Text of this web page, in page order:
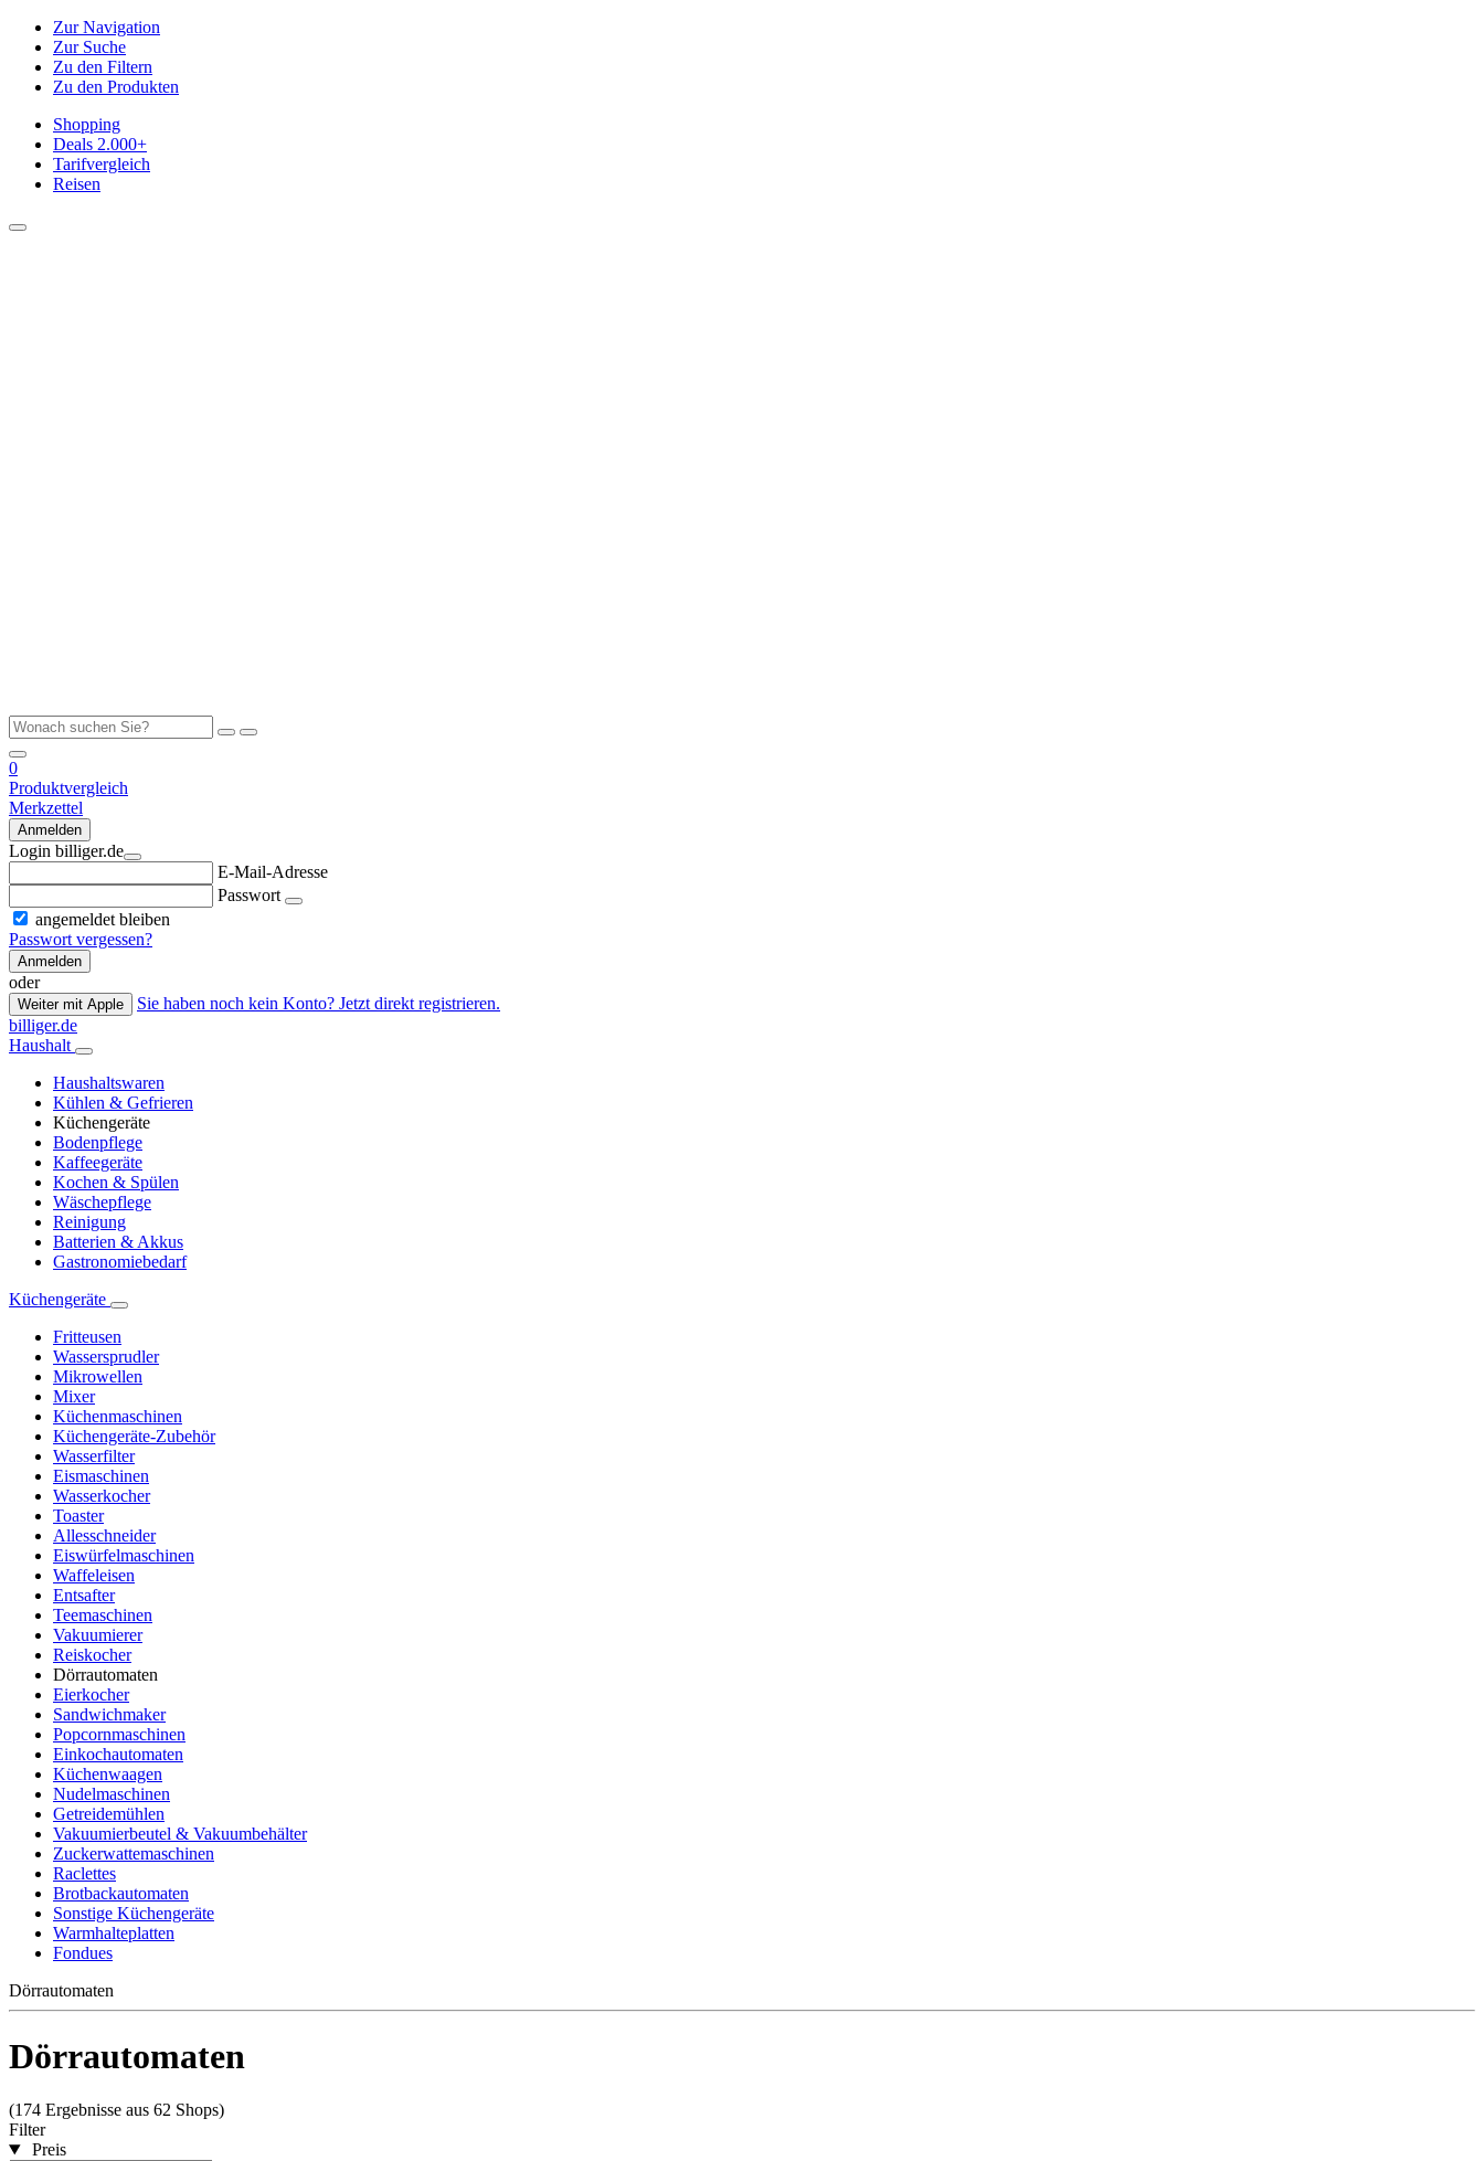
Zur Navigation
Zur Suche
Zu den Filtern
Zu den Produkten
Shopping
Deals 2.000+
Tarifvergleich
Reisen
0
Produktvergleich
Merkzettel
Anmelden
Login billiger.de
E-Mail-Adresse
Passwort
angemeldet bleiben
Passwort vergessen?
Anmelden
oder
Weiter mit Apple
Sie haben noch kein Konto? Jetzt direkt registrieren.
billiger.de
Haushalt
Haushaltswaren
Kühlen & Gefrieren
Küchengeräte
Bodenpflege
Kaffeegeräte
Kochen & Spülen
Wäschepflege
Reinigung
Batterien & Akkus
Gastronomiebedarf
Küchengeräte
Fritteusen
Wassersprudler
Mikrowellen
Mixer
Küchenmaschinen
Küchengeräte-Zubehör
Wasserfilter
Eismaschinen
Wasserkocher
Toaster
Allesschneider
Eiswürfelmaschinen
Waffeleisen
Entsafter
Teemaschinen
Vakuumierer
Reiskocher
Dörrautomaten
Eierkocher
Sandwichmaker
Popcornmaschinen
Einkochautomaten
Küchenwaagen
Nudelmaschinen
Getreidemühlen
Vakuumierbeutel & Vakuumbehälter
Zuckerwattemaschinen
Raclettes
Brotbackautomaten
Sonstige Küchengeräte
Warmhalteplatten
Fondues
Dörrautomaten
Dörrautomaten
(174 Ergebnisse aus 62 Shops)
Filter
Preis